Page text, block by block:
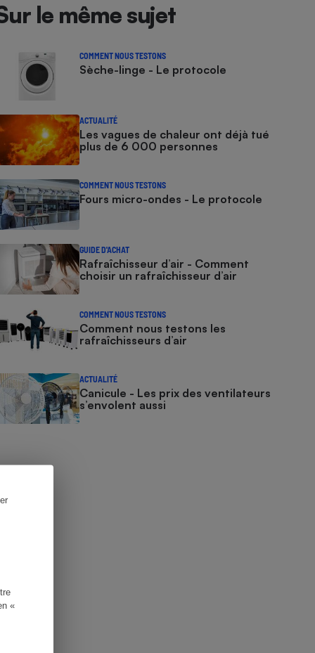
«
le même sujet
COMMENT NOUS TESTONS
Sèche-linge - Le protocole
ACTUALITÉ
Les vagues de chaleur ont déjà tué
plus de 6 000 personnes
COMMENT NOUS TESTONS
Fours micro-ondes - Le protocole
GUIDE D'ACHAT
Rafraîchisseur d’air - Comment
choisir un rafraîchisseur d’air
COMMENT NOUS TESTONS
Comment nous testons les
rafraîchisseurs d’air
ACTUALITÉ
Canicule - Les prix des ventilateurs
s’envolent aussi